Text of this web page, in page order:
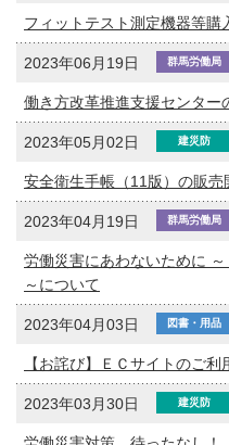
フィットテスト測定機器等購
2023年06月19日 群馬労働局
働き方改革推進支援センター
2023年05月02日 建災防
安全衛生手帳（11版）の販売
2023年04月19日 群馬労働局
労働災害にあわないために
～について
2023年04月03日 図書・用品
【お詫び】ＥＣサイトのご
2023年03月30日 建災防